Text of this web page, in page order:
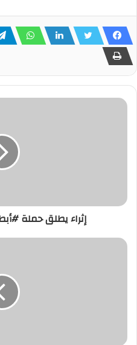
إثراء يطلق حملة